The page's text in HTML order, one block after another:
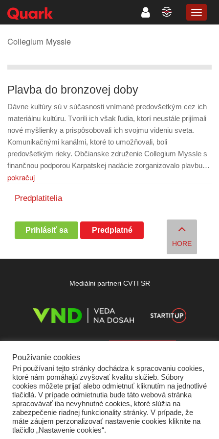
Collegium Myssle
Plavba do bronzovej doby
Dávne kultúry sú v súčasnosti vnímané predovšetkým cez ich
materiálnu kultúru. Tvorili ich však ľudia, ktorí neustále prijímali
nové myšlienky a prispôsobovali ich svojmu videniu sveta.
Komunikačnými kanálmi, ktoré to umožňovali, boli
predovšetkým rieky. Občianske združenie Collegium Myssle s
finančnou podporou Karpatskej nadácie zorganizovalo plavbu…
pokračuj
Predplatitelia
Prihlásiť sa Predplatné
HORE
Mediálni partneri CVTI SR
Domov O nás Kontakt Vydavateľ
Používanie cookies
Pri používaní tejto stránky dochádza k spracovaniu cookies,
ktoré nám pomáhajú zvyšovať kvalitu služieb. Súbory
cookies môžete prijať alebo odmietnuť kliknutím na jednotlivé
tlačidlá. V prípade odmietnutia bude táto webová stránka
spracovávať iba nevyhnutné cookies, ktoré slúžia na
zabezpečenie riadnej funkcionality stránky. V prípade, že
máte záujem perzonalizovať nastavenie cookies kliknite na
tlačidlo „Nastavenie cookies“.